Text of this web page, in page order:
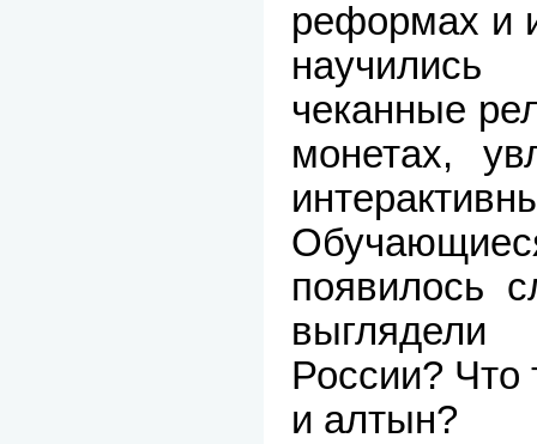
реформах и
чеканные
монетах,
появилось
России? Что
и алтын?